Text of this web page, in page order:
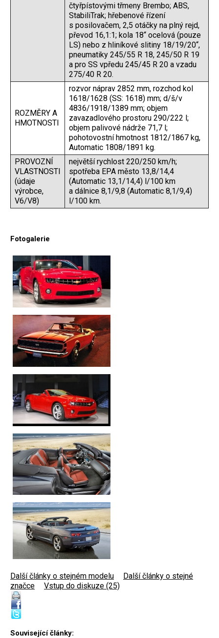
čtyřpístovými třmeny Brembo; ABS,
StabiliTrak; hřebenové řízení
s posilovačem, 2,5 otáčky na plný rejd,
převod 16,1:1; kola 18“ ocelová (pouze
LS) nebo z hliníkové slitiny 18/19/20“,
pneumatiky 245/55 R 18, 245/50 R 19
a pro SS vpředu 245/45 R 20 a vzadu
275/40 R 20.
ROZMĚRY A
HMOTNOSTI
rozvor náprav 2852 mm, rozchod kol
1618/1628 (SS: 1618) mm; d/š/v
4836/1918/1389 mm; objem
zavazadlového prostoru 290/222 l;
objem palivové nádrže 71,7 l;
pohotovostní hmotnost 1812/1867 kg,
Automatic 1808/1891 kg.
PROVOZNÍ
VLASTNOSTI
(údaje
výrobce,
V6/V8)
největší rychlost 220/250 km/h;
spotřeba EPA město 13,8/14,4
(Automatic 13,1/14,4) l/100 km
a dálnice 8,1/9,8 (Automatic 8,1/9,4)
l/100 km.
Fotogalerie
Další články o stejném modelu
Další články o stejné
značce
Vstup do diskuze (25)
Související články: